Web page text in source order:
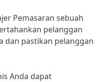
Pemasaran sebuah
pelanggan
dan pastikan pelanggan
Anda dapat